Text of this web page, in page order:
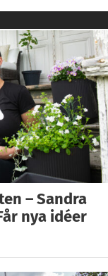
– Sandra
nya idéer